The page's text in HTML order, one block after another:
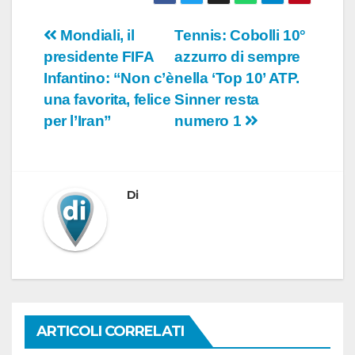
Navigazione
articoli
Tennis: Cobolli 10°
azzurro di sempre
nella ‘Top 10’ ATP.
Sinner resta
numero 1
Mondiali, il
presidente FIFA
Infantino: “Non c’è
una favorita, felice
per l’Iran”
Di
ARTICOLI CORRELATI